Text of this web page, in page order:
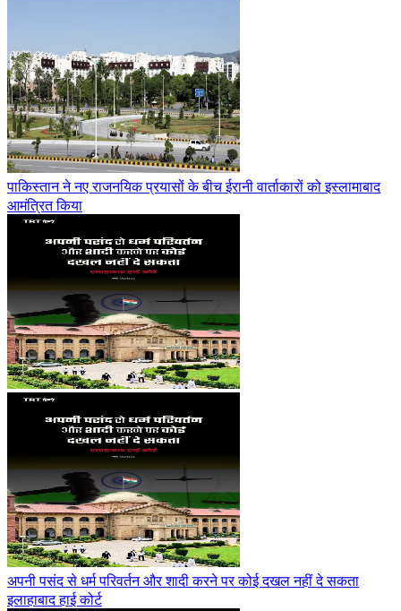
पाकिस्तान ने नए राजनयिक प्रयासों के बीच ईरानी वार्ताकारों को इस्लामाबाद
आमंत्रित किया
अपनी पसंद से धर्म परिवर्तन और शादी करने पर कोई दखल नहीं दे सकता
इलाहाबाद हाई कोर्ट